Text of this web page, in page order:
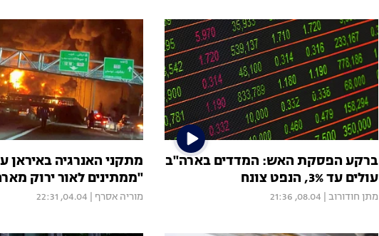
ברקע הפסקת האש: המדדים בארה"ב
עולים עד 3%, הנפט צונח
מתן חודורוב 08.04, 21:36
מתקני האנרגיה באיראן
"ממתינים לאור ירוק
מוריה אסרף 04.04, 22:31